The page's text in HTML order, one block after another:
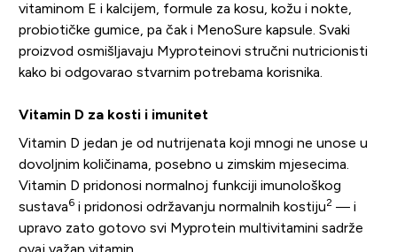
vitaminom E i kalcijem, formule za kosu, kožu i nokte,
probiotičke gumice, pa čak i MenoSure kapsule. Svaki
proizvod osmišljavaju Myproteinovi stručni nutricionisti
kako bi odgovarao stvarnim potrebama korisnika.
Vitamin D za kosti i imunitet
Vitamin D jedan je od nutrijenata koji mnogi ne unose u
dovoljnim količinama, posebno u zimskim mjesecima.
Vitamin D pridonosi normalnoj funkciji imunološkog
sustava6i pridonosi održavanju normalnih kostiju2— i
upravo zato gotovo svi Myprotein multivitamini sadrže